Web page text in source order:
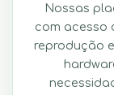
Nossas
com acesso
reprodução